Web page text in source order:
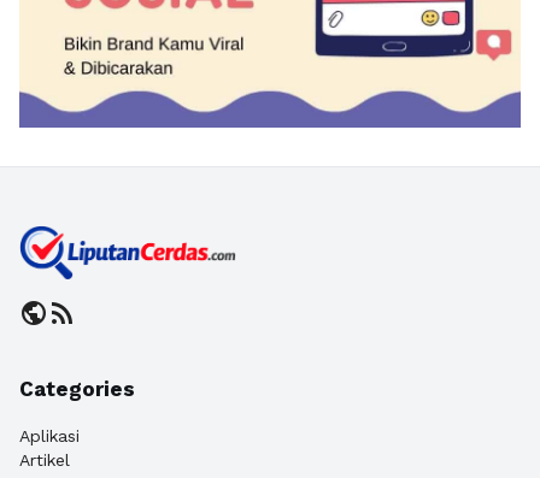
publicrss_feed
Categories
Aplikasi
Artikel